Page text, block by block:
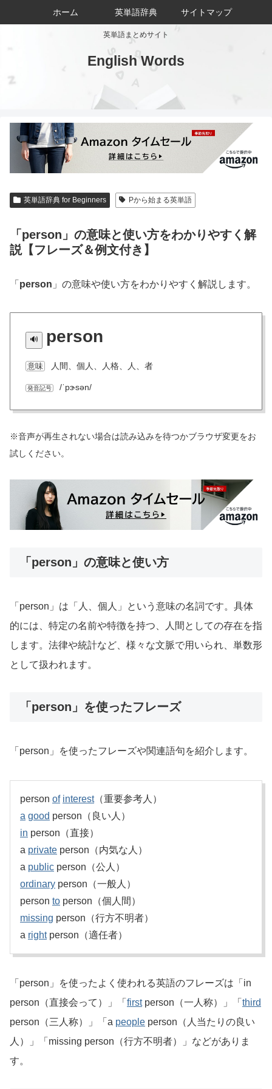
英単語まとめサイト
English Words
ホーム 英単語辞典 サイトマップ
英単語辞典 for Beginners Pから始まる英単語
「person」の意味と使い方をわかりやすく解
説【フレーズ＆例文付き】
「 person 」の意味や使い方をわかりやすく解説します。
person
意味 人間、個人、人格、人、者
発音記号 /ˈpɝsən/
※音声が再生されない場合は読み込みを待つかブラウザ変更をお
試しください。
「person」の意味と使い方
「person」は「人、個人」という意味の名詞です。具体
的には、特定の名前や特徴を持つ、人間としての存在を指
します。法律や統計など、様々な文脈で用いられ、単数形
として扱われます。
「person」を使ったフレーズ
「person」を使ったフレーズや関連語句を紹介します。
person of interest（重要参考人）
a good person（良い人）
in person（直接）
a private person（内気な人）
a public person（公人）
ordinary person（一般人）
person to person（個人間）
missing person（行方不明者）
a rightperson（適任者）
「person」を使ったよく使われる英語のフレーズは「in
person（直接会って）」「 firstperson（一人称）」「 third
person（三人称）」「a people person（人当たりの良い
人）」「missing person（行方不明者）」などがありま
す。